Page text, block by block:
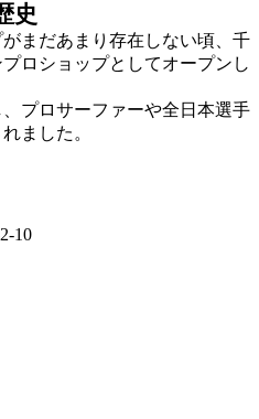
史
まだあまり存在しない頃、千
ロショップとしてオープンし
プロサーファーや全日本選手
ました。
10